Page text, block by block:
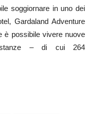
soggiornare in uno dei
Gardaland Adventure
è possibile vivere nuove
stanze – di cui 264